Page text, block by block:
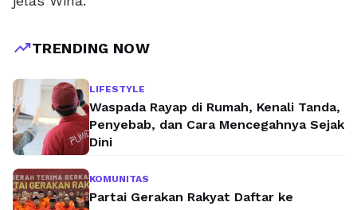
trending_upTRENDING NOW
LIFESTYLE
Waspada Rayap di Rumah, Kenali Tanda,
Penyebab, dan Cara Mencegahnya Sejak
Dini
KOMUNITAS
Partai Gerakan Rakyat Daftar ke